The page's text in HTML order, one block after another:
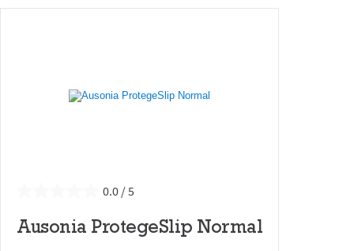
0.0
Ausonia ProtegeSlip Normal